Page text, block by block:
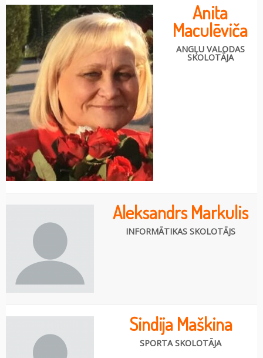
Anita
Maculēviča
ANGĻU VALODAS
SKOLOTĀJA
Aleksandrs Markulis
INFORMĀTIKAS SKOLOTĀJS
Sindija Maškina
SPORTA SKOLOTĀJA